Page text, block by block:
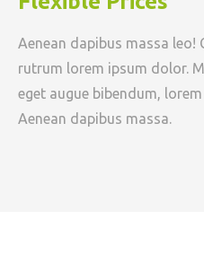
Aenean dapibus massa
rutrum lorem ipsum dolor.
eget augue bibendum,
Aenean dapibus massa.